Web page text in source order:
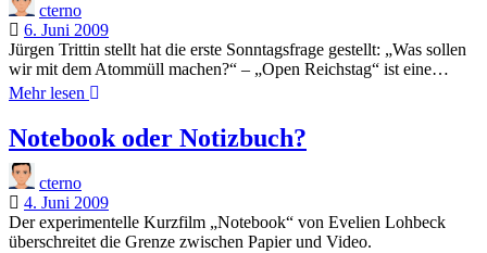
cterno
6. Juni 2009
Jürgen Trittin stellt hat die erste Sonntagsfrage gestellt: „Was sollen
wir mit dem Atommüll machen?“ – „Open Reichstag“ ist eine…
Mehr lesen Open
Notebook oder Notizbuch?
cterno
4. Juni 2009
Der experimentelle Kurzfilm „Notebook“ von Evelien Lohbeck
überschreitet die Grenze zwischen Papier und Video.